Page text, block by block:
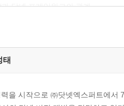
과 닷넷 프레임워크의 관계
경 준비
명령행 컴파일러 사용
파일러
태
을 시작으로 ㈜닷넷엑스퍼트에서